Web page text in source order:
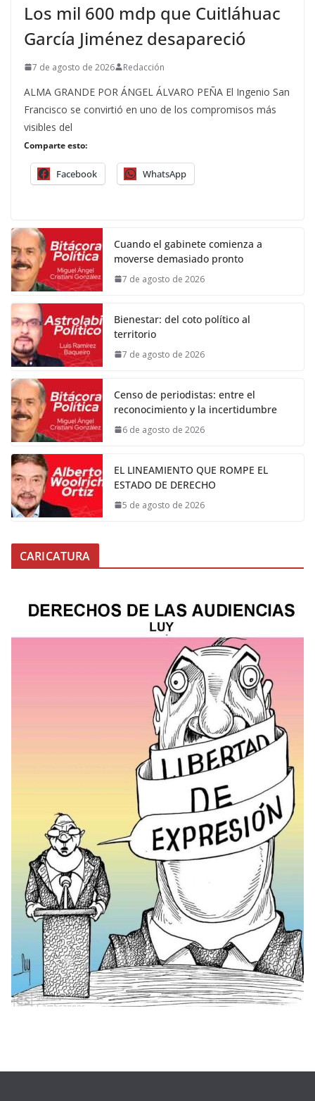
Los mil 600 mdp que Cuitláhuac
García Jiménez desapareció
7 de agosto de 2026 Redacción
ALMA GRANDE POR ÁNGEL ÁLVARO PEÑA El Ingenio San
Francisco se convirtió en uno de los compromisos más
visibles del
Comparte esto:
Facebook WhatsApp
Cuando el gabinete comienza a
moverse demasiado pronto
7 de agosto de 2026
Bienestar: del coto político al
territorio
7 de agosto de 2026
Censo de periodistas: entre el
reconocimiento y la incertidumbre
6 de agosto de 2026
EL LINEAMIENTO QUE ROMPE EL
ESTADO DE DERECHO
5 de agosto de 2026
CARICATURA